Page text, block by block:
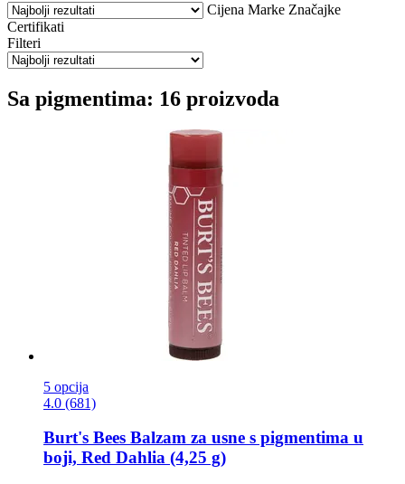
Cijena Marke Značajke
Certifikati
Filteri
Sa pigmentima: 16 proizvoda
5 opcija
4.0 (681)
Burt's Bees Balzam za usne s pigmentima u
boji, Red Dahlia (4,25 g)